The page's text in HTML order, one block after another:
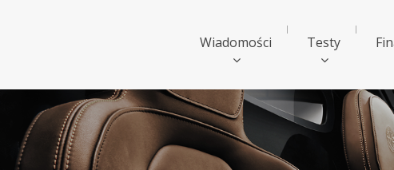
Wiadomości Testy